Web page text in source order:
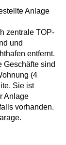
Anlage
zentrale TOP-
und
entfernt.
Geschäfte sind
(4
Sie ist
Anlage
vorhanden.